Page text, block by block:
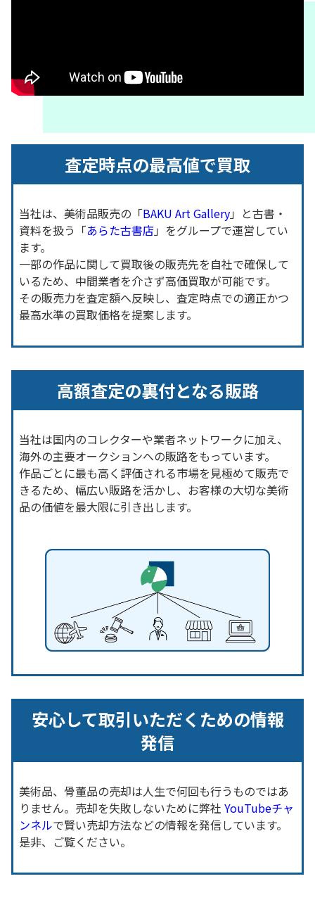
査定時点の最高値で買取
当社は、美術品販売の「BAKU Art Gallery」と古書・
資料を扱う「あらた古書店」をグループで運営してい
ます。
一部の作品に関して買取後の販売先を自社で確保して
いるため、中間業者を介さず高価買取が可能です。
その販売力を査定額へ反映し、査定時点での適正かつ
最高水準の買取価格を提案します。
高額査定の裏付となる販路
当社は国内のコレクターや業者ネットワークに加え、
海外の主要オークションへの販路をもっています。
作品ごとに最も高く評価される市場を見極めて販売で
きるため、幅広い販路を活かし、お客様の大切な美術
品の価値を最大限に引き出します。
安心して取引いただくための情報
発信
美術品、骨董品の売却は人生で何回も行うものではあ
りません。売却を失敗しないために弊社 YouTubeチャ
ンネルで賢い売却方法などの情報を発信しています。
是非、ご覧ください。